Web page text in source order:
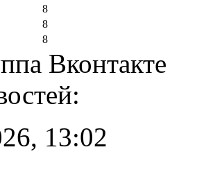
8
8
8
Вконтакте
13:02